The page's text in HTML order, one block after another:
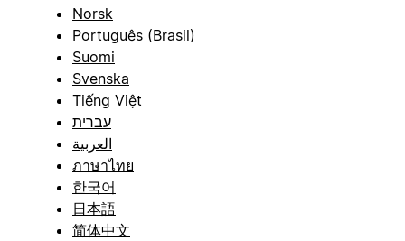
Norsk
Português (Brasil)
Suomi
Svenska
Tiếng Việt
עברית
العربية
ภาษาไทย
한국어
日本語
简体中文